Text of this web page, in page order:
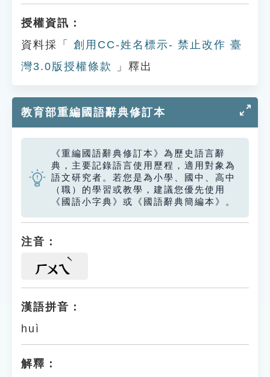
授權資訊：
資料採「
創用CC-姓名標示- 禁止改作 臺
灣3.0版授權條款
」釋出
教育部重編國語辭典修訂本
《重編國語辭典修訂本》為歷史語言辭
典，主要記錄語言使用歷程，適用對象為
語文研究者。若您是為小學、國中、高中
（職）的學習或教學，建議您優先使用
《國語小字典》或《國語辭典簡編本》。
注音：
ㄏㄨㄟ
漢語拼音：
huì
解釋：